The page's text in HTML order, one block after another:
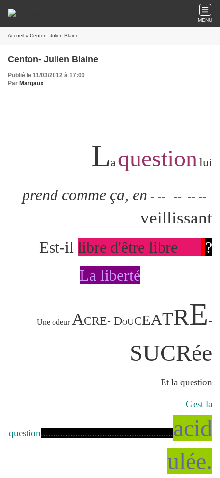
MENU
Accueil » Centon- Julien Blaine
Centon- Julien Blaine
Publié le 11/03/2012 à 17:00
Par Margaux
La questionlui
prend comme ça, en - -- -- -- --
veillissant
Est-il libre d'être libre
?
La liberté
Une odeur ACRE- DOUCEATRE-
SUCRée
Et la question
C'est la
question......................................................acid
ulée.